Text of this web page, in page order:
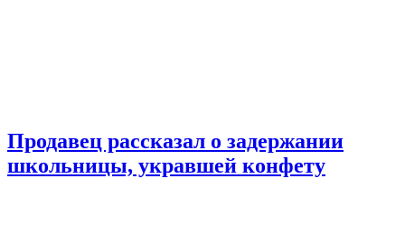
Продавец рассказал о задержании
школьницы, укравшей конфету